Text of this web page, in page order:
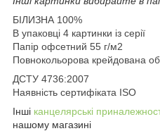
БІЛИЗНА 100%
В упаковці 4 картинки із серії
Папір офсетний 55 г/м2
Повнокольорова крейдована
ДСТУ 4736:2007
Наявність сертифіката ISO
Інші канцелярські
нашому магазині